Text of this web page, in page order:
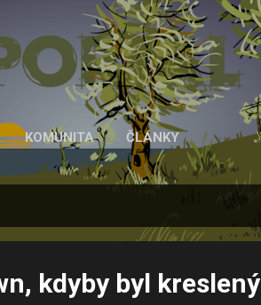
na hlavní obsah
KOMUNITA ČLÁNKY
kdyby byl kreslený